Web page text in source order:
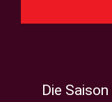
Die